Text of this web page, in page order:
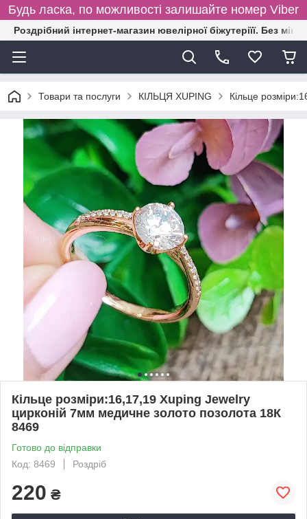
Будь ласка, по можливості залишайте номер Viber
Роздрібний інтернет-магазин ювелірної біжутеріїї. Без
Товари та послуги КІЛЬЦЯ XUPING Кільце
Кільце розміри:16,17,19 Xuping Jewelry
цирконій 7мм медичне золото позолота 18К
8469
Готово до відправки
Код: 8469
Роздріб
220 ₴